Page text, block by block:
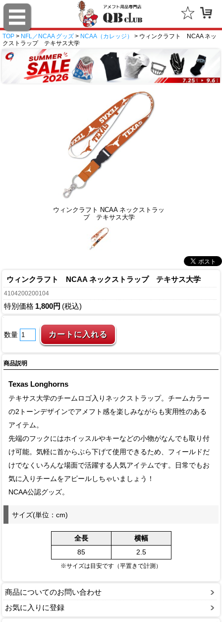
TOP > NFL／NCAA グッズ > NCAA（カレッジ）
> ウィンクラフト NCAA ネッ
クストラップ テキサス大学
ウィンクラフト NCAA ネックストラッ
プ テキサス大学
ウィンクラフト NCAA ネックストラップ テキサス大学
4104200200104
特別価格 1,800円 (税込)
数量
商品説明
Texas Longhorns
テキサス大学のチームロゴ入りネックストラップ。チームカラー
の2トーンデザインでアメフト感を楽しみながらも実用性のある
アイテム。
先端のフックにはホイッスルやキーなどの小物がなんでも取り付
け可能。気軽に首からぶら下げて使用できるため、フィールドだ
けでなくいろんな場面で活躍する人気アイテムです。日常でもお
気に入りチームをアピールしちゃいましょう！
NCAA公認グッズ。
サイズ(単位：cm)
全長
横幅
85
2.5
※サイズは目安です（平置きで計測）
商品についてのお問い合わせ
お気に入りに登録